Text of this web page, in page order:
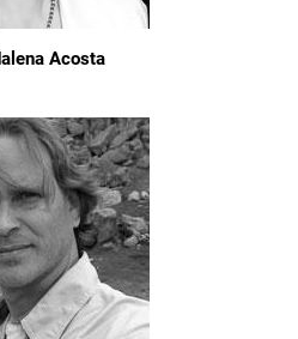
Acosta